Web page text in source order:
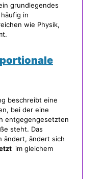
grundlegendes
in
wie Physik,
beschreibt eine
bei der eine
entgegengesetzten
steht. Das
ändert, ändert sich
im gleichem